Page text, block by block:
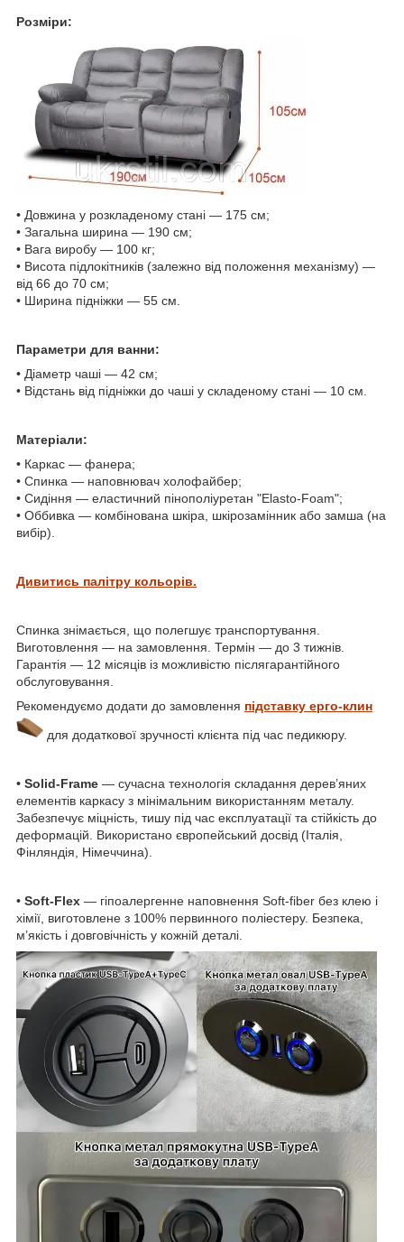
Розміри:
• Довжина у розкладеному стані — 175 см;
• Загальна ширина — 190 см;
• Вага виробу — 100 кг;
• Висота підлокітників (залежно від положення механізму) —
від 66 до 70 см;
• Ширина підніжки — 55 см.
Параметри для ванни:
• Діаметр чаші — 42 см;
• Відстань від підніжки до чаші у складеному стані — 10 см.
Матеріали:
• Каркас — фанера;
• Спинка — наповнювач холофайбер;
• Сидіння — еластичний пінополіуретан "Elasto-Foam";
• Оббивка — комбінована шкіра, шкірозамінник або замша (на
вибір).
Дивитись палітру кольорів.
Спинка знімається, що полегшує транспортування.
Виготовлення — на замовлення. Термін — до 3 тижнів.
Гарантія — 12 місяців із можливістю післягарантійного
обслуговування.
Рекомендуємо додати до замовлення підставку ерго-клин
для додаткової зручності клієнта під час педикюру.
• Solid-Frame — сучасна технологія складання дерев’яних
елементів каркасу з мінімальним використанням металу.
Забезпечує міцність, тишу під час експлуатації та стійкість до
деформацій. Використано європейський досвід (Італія,
Фінляндія, Німеччина).
• Soft-Flex — гіпоалергенне наповнення Soft-fiber без клею і
хімії, виготовлене з 100% первинного поліестеру. Безпека,
м’якість і довговічність у кожній деталі.